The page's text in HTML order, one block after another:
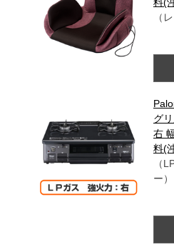
（
グ
右
料(
（
ー）